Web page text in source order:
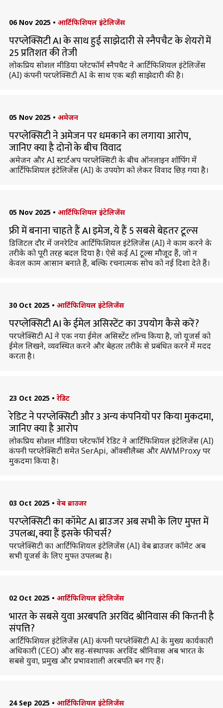
06 Nov 2025 • आर्टिफिशियल इंटेलिजेंस
परप्लेक्सिटी AI के साथ हुई साझेदारी से स्नैपचैट के शेयरों में
25 प्रतिशत की तेजी
लोकप्रिय सोशल मीडिया प्लेटफॉर्म स्नैपचैट ने आर्टिफिशियल इंटेलिजेंस
(AI) कंपनी परप्लेक्सिटी AI के साथ एक बड़ी साझेदारी की है।
05 Nov 2025 • अमेजन
परप्लेक्सिटी ने अमेजन पर धमकाने का लगाया आरोप,
जानिए क्या है दोनों के बीच विवाद
अमेजन और AI स्टार्टअप परप्लेक्सिटी के बीच ऑनलाइन शॉपिंग में
आर्टिफिशियल इंटेलिजेंस (AI) के उपयोग को लेकर विवाद छिड़ गया है।
05 Nov 2025 • आर्टिफिशियल इंटेलिजेंस
फ्री में बनाना चाहते हैं AI इमेज, ये हैं 5 सबसे बेहतर टूल्स
डिजिटल दौर में जनरेटिव आर्टिफिशियल इंटेलिजेंस (AI) ने काम करने के
तरीके को पूरी तरह बदल दिया है। ऐसे कई AI टूल्स मौजूद हैं, जो न
केवल काम आसान बनाते हैं, बल्कि रचनात्मक सोच को नई दिशा देते हैं।
30 Oct 2025 • आर्टिफिशियल इंटेलिजेंस
परप्लेक्सिटी AI के ईमेल असिस्टेंट का उपयोग कैसे करें?
परप्लेक्सिटी AI ने एक नया ईमेल असिस्टेंट लॉन्च किया है, जो यूजर्स को
ईमेल लिखने, व्यवस्थित करने और बेहतर तरीके से प्रबंधित करने में मदद
करता है।
23 Oct 2025 • रेडिट
रेडिट ने परप्लेक्सिटी और 3 अन्य कंपनियों पर किया मुकदमा,
जानिए क्या है आरोप
लोकप्रिय सोशल मीडिया प्लेटफॉर्म रेडिट ने आर्टिफिशियल इंटेलिजेंस (AI)
कंपनी परप्लेक्सिटी समेत SerApi, ऑक्सीलैब्स और AWMProxy पर
मुकदमा किया है।
03 Oct 2025 • वेब ब्राउजर
परप्लेक्सिटी का कॉमेट AI ब्राउजर अब सभी के लिए मुफ्त में
उपलब्ध, क्या हैं इसके फीचर्स?
परप्लेक्सिटी का आर्टिफिशियल इंटेलिजेंस (AI) वेब ब्राउजर कॉमेट अब
सभी यूजर्स के लिए मुफ्त उपलब्ध है।
02 Oct 2025 • आर्टिफिशियल इंटेलिजेंस
भारत के सबसे युवा अरबपति अरविंद श्रीनिवास की कितनी है
संपत्ति?
आर्टिफिशियल इंटेलिजेंस (AI) कंपनी परप्लेक्सिटी AI के मुख्य कार्यकारी
अधिकारी (CEO) और सह-संस्थापक अरविंद श्रीनिवास अब भारत के
सबसे युवा, प्रमुख और प्रभावशाली अरबपति बन गए हैं।
24 Sep 2025 • आर्टिफिशियल इंटेलिजेंस